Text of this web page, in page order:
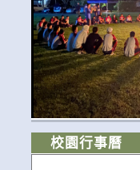
校園行事曆